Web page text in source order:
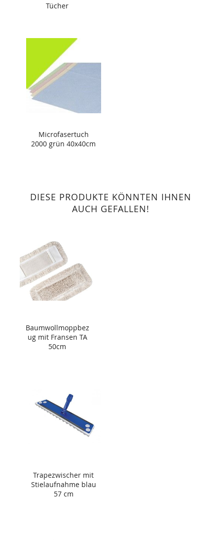
Tücher
Microfasertuch
2000 grün 40x40cm
DIESE PRODUKTE KÖNNTEN IHNEN
AUCH GEFALLEN!
Baumwollmoppbez
ug mit Fransen TA
50cm
Trapezwischer mit
Stielaufnahme blau
57 cm